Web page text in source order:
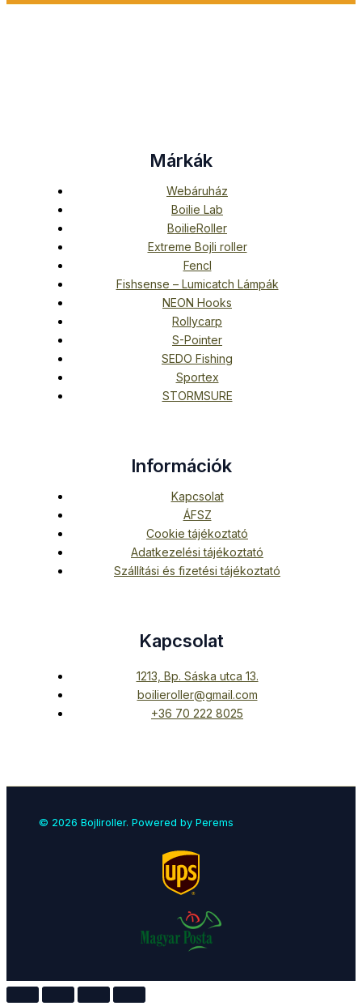
Márkák
Webáruház
Boilie Lab
BoilieRoller
Extreme Bojli roller
Fencl
Fishsense – Lumicatch Lámpák
NEON Hooks
Rollycarp
S-Pointer
SEDO Fishing
Sportex
STORMSURE
Információk
Kapcsolat
ÁFSZ
Cookie tájékoztató
Adatkezelési tájékoztató
Szállítási és fizetési tájékoztató
Kapcsolat
1213, Bp. Sáska utca 13.
boilieroller@gmail.com
+36 70 222 8025
© 2026 Bojliroller. Powered by Perems